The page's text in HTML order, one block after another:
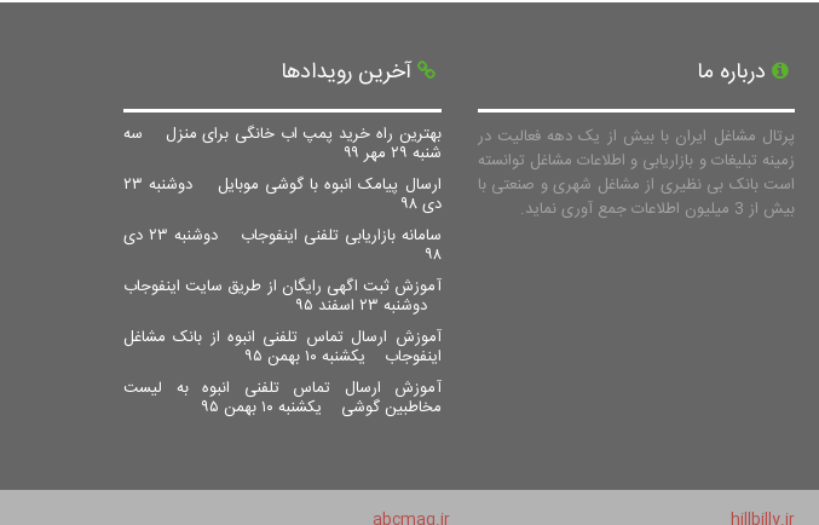
درباره ما
پرتال مشاغل ایران با بیش از یک دهه فعالیت در
زمینه تبلیغات و بازاریابی و اطلاعات مشاغل توانسته
است بانک بی نظیری از مشاغل شهری و صنعتی با
بیش از 3 میلیون اطلاعات جمع آوری نماید.
آخرین رویدادها
بهترین راه خرید پمپ اب خانگی برای منزل سه
شنبه ۲۹ مهر ۹۹
ارسال پیامک انبوه با گوشی موبایل
دوشنبه ۲۳
دی ۹۸
سامانه بازاریابی تلفنی اینفوجاب
دوشنبه ۲۳ دی
۹۸
آموزش ثبت اگهی رایگان از طریق سایت اینفوجاب
دوشنبه ۲۳ اسفند ۹۵
آموزش ارسال تماس تلفنی انبوه از بانک مشاغل
اینفوجاب یکشنبه ۱۰ بهمن ۹۵
آموزش ارسال تماس تلفنی انبوه به لیست
مخاطبین گوشی یکشنبه ۱۰ بهمن ۹۵